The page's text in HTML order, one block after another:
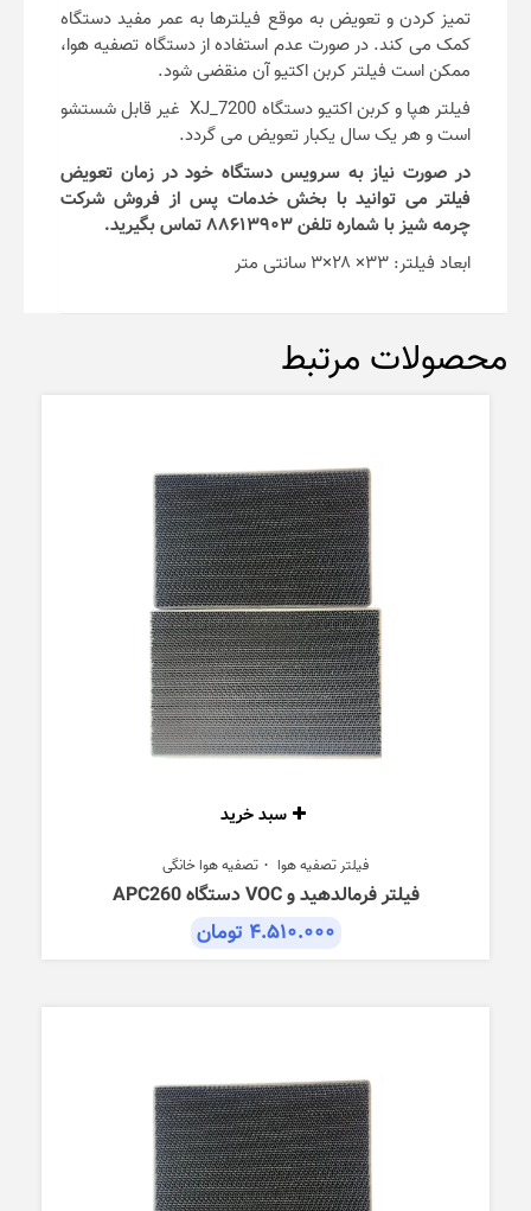
تمیز کردن و تعویض به موقع فیلترها به عمر مفید دستگاه
کمک می کند. در صورت عدم استفاده از دستگاه تصفیه هوا،
ممکن است فیلتر کربن اکتیو آن منقضی شود.
فیلتر هپا و کربن اکتیو دستگاه XJ_7200 غیر قابل شستشو
است و هر یک سال یکبار تعویض می گردد.
در صورت نیاز به سرویس دستگاه خود در زمان تعویض
فیلتر می توانید با بخش خدمات پس از فروش شرکت
چرمه شیز با شماره تلفن ۸۸۶۱۳۹۰۳ تماس بگیرید.
ابعاد فیلتر: ۳۳× ۲۸×۳ سانتی متر
محصولات مرتبط
سبد خرید
فیلتر تصفیه هوا تصفیه هوا خانگی
فیلتر فرمالدهید و VOC دستگاه APC260
۴.۵۱۰.۰۰۰ تومان